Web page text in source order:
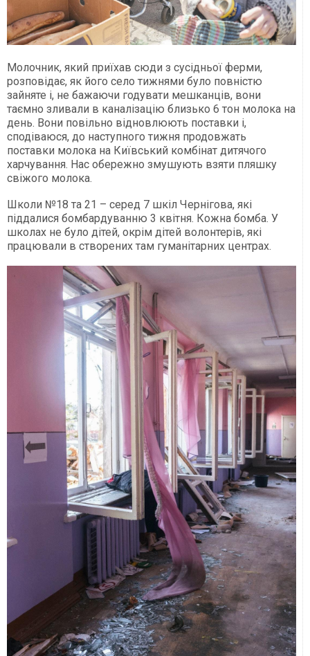
Молочник, який приїхав сюди з сусідньої ферми,
розповідає, як його село тижнями було повністю
зайняте і, не бажаючи годувати мешканців, вони
таємно зливали в каналізацію близько 6 тон молока на
день. Вони повільно відновлюють поставки і,
сподіваюся, до наступного тижня продовжать
поставки молока на Київський комбінат дитячого
харчування. Нас обережно змушують взяти пляшку
свіжого молока.
Школи №18 та 21 – серед 7 шкіл Чернігова, які
піддалися бомбардуванню 3 квітня. Кожна бомба. У
школах не було дітей, окрім дітей волонтерів, які
працювали в створених там гуманітарних центрах.